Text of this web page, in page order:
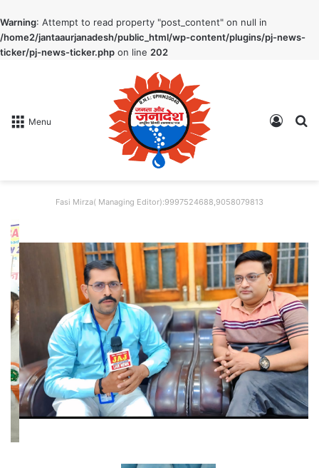
Warning: Attempt to read property "post_content" on null in
/home2/jantaaurjanadesh/public_html/wp-content/plugins/pj-news-
ticker/pj-news-ticker.php on line 202
Menu Log In
Fasi Mirza( Managing Editor):9997524688,9058079813